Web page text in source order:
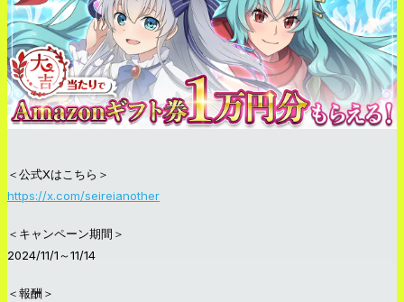
＜公式Xはこちら＞
https://x.com/seireianother
＜キャンペーン期間＞
2024/11/1～11/14
＜報酬＞